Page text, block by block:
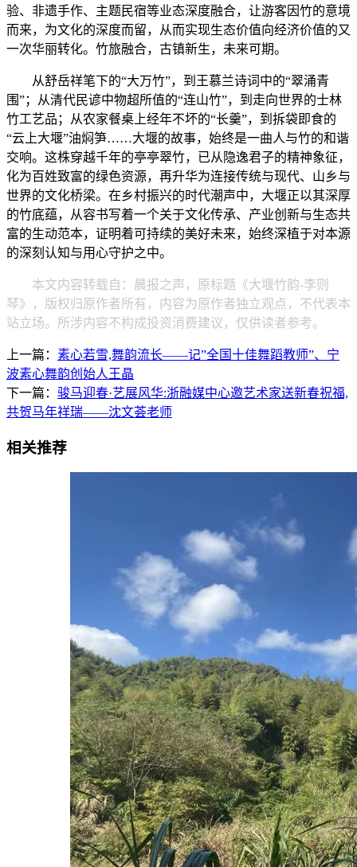
验、非遗手作、主题民宿等业态深度融合，让游客因竹的意境
而来，为文化的深度而留，从而实现生态价值向经济价值的又
一次华丽转化。竹旅融合，古镇新生，未来可期。
从舒岳祥笔下的“大万竹”，到王慕兰诗词中的“翠涌青
围”；从清代民谚中物超所值的“连山竹”，到走向世界的士林
竹工艺品；从农家餐桌上经年不坏的“长羹”，到拆袋即食的
“云上大堰”油焖笋……大堰的故事，始终是一曲人与竹的和谐
交响。这株穿越千年的亭亭翠竹，已从隐逸君子的精神象征，
化为百姓致富的绿色资源，再升华为连接传统与现代、山乡与
世界的文化桥梁。在乡村振兴的时代潮声中，大堰正以其深厚
的竹底蕴，从容书写着一个关于文化传承、产业创新与生态共
富的生动范本，证明着可持续的美好未来，始终深植于对本源
的深刻认知与用心守护之中。
本文内容转载自：晨报之声，原标题《大堰竹韵-​李则
琴》，版权归原作者所有，内容为原作者独立观点，不代表本
站立场。所涉内容不构成投资消费建议，仅供读者参考。
上一篇： 素心若雪,舞韵流长——记”全国十佳舞蹈教师”、宁
波素心舞韵创始人王晶
下一篇： 骏马迎春·艺展风华:浙融媒中心邀艺术家送新春祝福,
共贺马年祥瑞——沈文荟老师
相关推荐